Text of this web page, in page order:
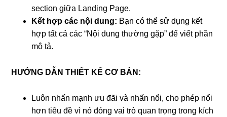
section giữa Landing Page.
Kết hợp các nội dung: Bạn có thể sử dụng kết
hợp tất cả các “Nội dung thường gặp” để viết phần
mô tả.
HƯỚNG DẪN THIẾT KẾ CƠ BẢN:
Luôn nhấn mạnh ưu đãi và nhấn nổi, cho phép nổi
hơn tiêu đề vì nó đóng vai trò quan trọng trong kích